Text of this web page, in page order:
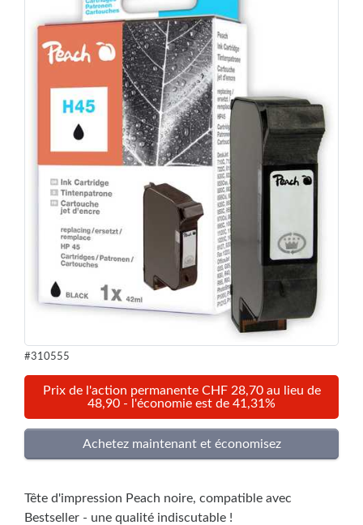
#310555
Prix de l'action permanente CHF 28,70 au lieu de
48,90 - l'économie est de 41,31%
Tête d'impression Peach noire, compatible avec
Bestseller - une qualité indiscutable !